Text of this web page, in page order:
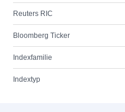
Reuters RIC
Bloomberg Ticker
Indexfamilie
Indextyp